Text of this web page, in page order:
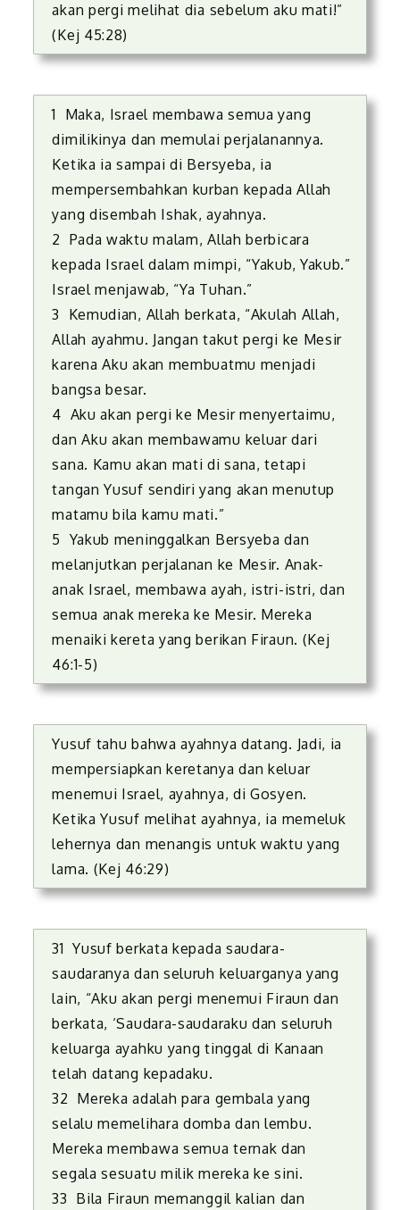
akan pergi melihat dia sebelum aku mati!”
(Kej 45:28)
1 Maka, Israel membawa semua yang
dimilikinya dan memulai perjalanannya.
Ketika ia sampai di Bersyeba, ia
mempersembahkan kurban kepada Allah
yang disembah Ishak, ayahnya.
2 Pada waktu malam, Allah berbicara
kepada Israel dalam mimpi, “Yakub, Yakub.”
Israel menjawab, “Ya Tuhan.”
3 Kemudian, Allah berkata, “Akulah Allah,
Allah ayahmu. Jangan takut pergi ke Mesir
karena Aku akan membuatmu menjadi
bangsa besar.
4 Aku akan pergi ke Mesir menyertaimu,
dan Aku akan membawamu keluar dari
sana. Kamu akan mati di sana, tetapi
tangan Yusuf sendiri yang akan menutup
matamu bila kamu mati.”
5 Yakub meninggalkan Bersyeba dan
melanjutkan perjalanan ke Mesir. Anak-
anak Israel, membawa ayah, istri-istri, dan
semua anak mereka ke Mesir. Mereka
menaiki kereta yang berikan Firaun. (Kej
46:1-5)
Yusuf tahu bahwa ayahnya datang. Jadi, ia
mempersiapkan keretanya dan keluar
menemui Israel, ayahnya, di Gosyen.
Ketika Yusuf melihat ayahnya, ia memeluk
lehernya dan menangis untuk waktu yang
lama. (Kej 46:29)
31 Yusuf berkata kepada saudara-
saudaranya dan seluruh keluarganya yang
lain, “Aku akan pergi menemui Firaun dan
berkata, ‘Saudara-saudaraku dan seluruh
keluarga ayahku yang tinggal di Kanaan
telah datang kepadaku.
32 Mereka adalah para gembala yang
selalu memelihara domba dan lembu.
Mereka membawa semua ternak dan
segala sesuatu milik mereka ke sini.
33 Bila Firaun memanggil kalian dan